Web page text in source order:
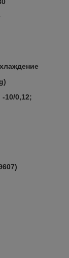
-10/0,12;